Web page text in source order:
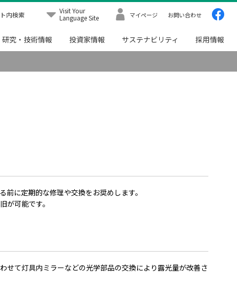
内検索
Visit Your
Language Site
マイページ お問い合わせ
研究・技術情報 投資家情報 サステナビリティ 採用情報
に定期的な修理や交換をお奨めします。
が可能です。
せて灯具内ミラーなどの光学部品の交換により露光量が改善さ